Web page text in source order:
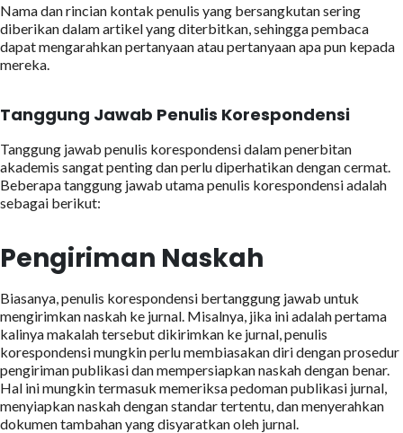
Nama dan rincian kontak penulis yang bersangkutan sering
diberikan dalam artikel yang diterbitkan, sehingga pembaca
dapat mengarahkan pertanyaan atau pertanyaan apa pun kepada
mereka.
Tanggung Jawab Penulis Korespondensi
Tanggung jawab penulis korespondensi dalam penerbitan
akademis sangat penting dan perlu diperhatikan dengan cermat.
Beberapa tanggung jawab utama penulis korespondensi adalah
sebagai berikut:
Pengiriman Naskah
Biasanya, penulis korespondensi bertanggung jawab untuk
mengirimkan naskah ke jurnal. Misalnya, jika ini adalah pertama
kalinya makalah tersebut dikirimkan ke jurnal, penulis
korespondensi mungkin perlu membiasakan diri dengan prosedur
pengiriman publikasi dan mempersiapkan naskah dengan benar.
Hal ini mungkin termasuk memeriksa pedoman publikasi jurnal,
menyiapkan naskah dengan standar tertentu, dan menyerahkan
dokumen tambahan yang disyaratkan oleh jurnal.